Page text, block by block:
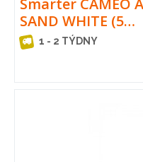
SAND WHITE (5…
1 - 2 TÝDNY